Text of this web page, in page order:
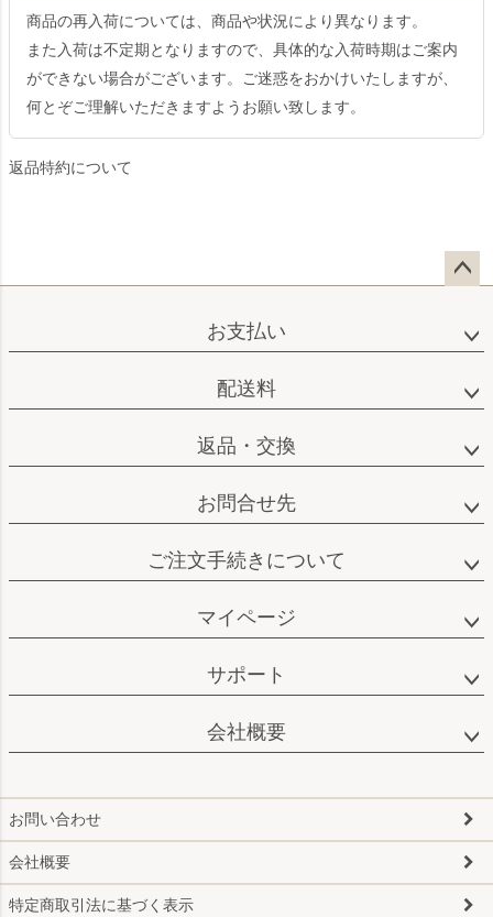
商品の再入荷については、商品や状況により異なります。
また入荷は不定期となりますので、具体的な入荷時期はご案内
ができない場合がございます。ご迷惑をおかけいたしますが、
何とぞご理解いただきますようお願い致します。
返品特約について
ップ
お支払い
配送料
返品・交換
お問合せ先
ご注文手続きについて
マイページ
サポート
会社概要
お問い合わせ
会社概要
特定商取引法に基づく表示